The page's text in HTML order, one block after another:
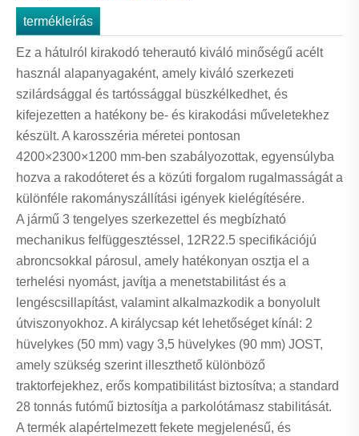
termékleírás
Ez a hátulról kirakodó teherautó kiváló minőségű acélt
használ alapanyagaként, amely kiváló szerkezeti
szilárdsággal és tartóssággal büszkélkedhet, és
kifejezetten a hatékony be- és kirakodási műveletekhez
készült. A karosszéria méretei pontosan
4200×2300×1200 mm-ben szabályozottak, egyensúlyba
hozva a rakodóteret és a közúti forgalom rugalmasságát a
különféle rakományszállítási igények kielégítésére.
A jármű 3 tengelyes szerkezettel és megbízható
mechanikus felfüggesztéssel, 12R22.5 specifikációjú
abroncsokkal párosul, amely hatékonyan osztja el a
terhelési nyomást, javítja a menetstabilitást és a
lengéscsillapítást, valamint alkalmazkodik a bonyolult
útviszonyokhoz. A királycsap két lehetőséget kínál: 2
hüvelykes (50 mm) vagy 3,5 hüvelykes (90 mm) JOST,
amely szükség szerint illeszthető különböző
traktorfejekhez, erős kompatibilitást biztosítva; a standard
28 tonnás futómű biztosítja a parkolótámasz stabilitását.
A termék alapértelmezett fekete megjelenésű, és